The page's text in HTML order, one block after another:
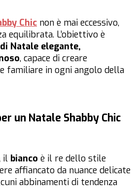
Chic non è mai eccessivo,
equilibrata. L’obiettivo è
Natale elegante,
, capace di creare
familiare in ogni angolo della
un Natale Shabby Chic
il bianco è il re dello stile
affiancato da nuance delicate
abbinamenti di tendenza